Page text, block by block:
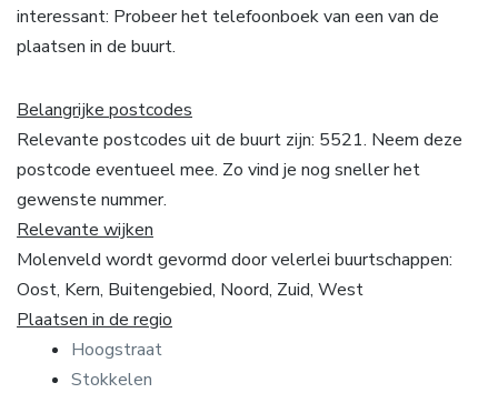
interessant: Probeer het telefoonboek van een van de
plaatsen in de buurt.
Belangrijke postcodes
Relevante postcodes uit de buurt zijn: 5521. Neem deze
postcode eventueel mee. Zo vind je nog sneller het
gewenste nummer.
Relevante wijken
Molenveld wordt gevormd door velerlei buurtschappen:
Oost, Kern, Buitengebied, Noord, Zuid, West
Plaatsen in de regio
Hoogstraat
Stokkelen